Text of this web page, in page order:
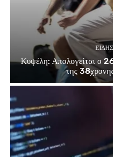
Κυψέλη: Απολογείται ο
της